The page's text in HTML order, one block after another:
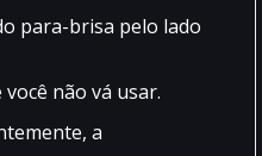
para-brisa pelo lado
não vá usar.
a